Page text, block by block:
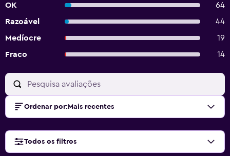
OK
64
Razoável
44
Medíocre
19
Fraco
14
Ordenar por: Mais recentes
Todos os filtros